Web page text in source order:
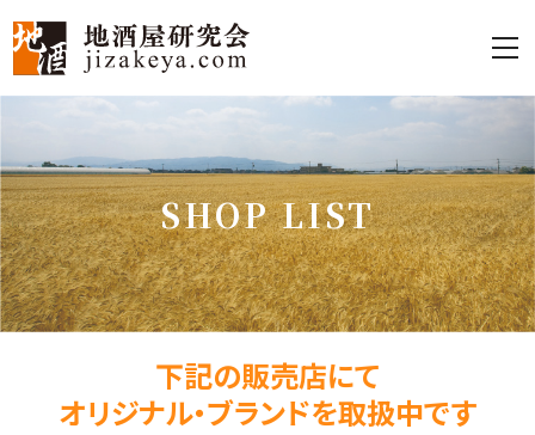
SHOP LIST
下記の販売店にて
オリジナル・ブランドを取扱中です